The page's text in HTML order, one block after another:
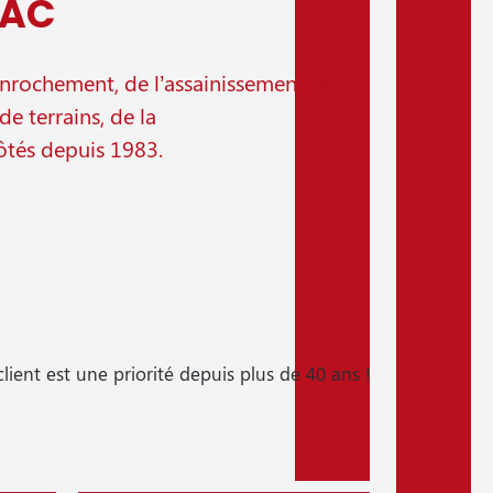
de l’assainissement, du
terrains, de la
depuis 1983.
est une priorité depuis plus de 40 ans !